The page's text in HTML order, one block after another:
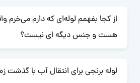
از کجا بفهمم لوله‌ای که دارم می‌خرم
هست و جنس دیگه‌ ای نیست؟
لوله برنجی برای انتقال آب با گذشت